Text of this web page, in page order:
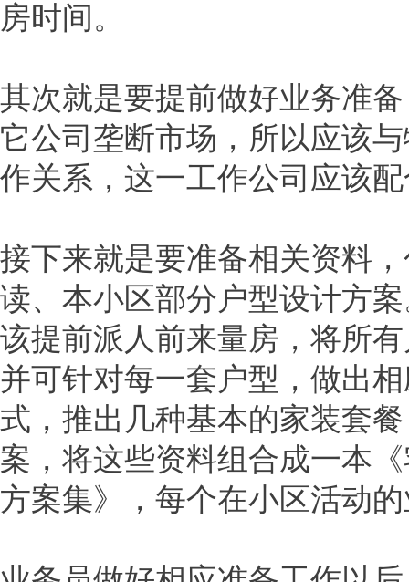
房时间。
其次就是要提前做好业务准
它公司垄断市场，所以应该
作关系，这一工作公司应该
接下来就是要准备相关资料
读、本小区部分户型设计方
该提前派人前来量房，将所
并可针对每一套户型，做出
式，推出几种基本的家装套
案，将这些资料组合成一本
方案集》，每个在小区活动